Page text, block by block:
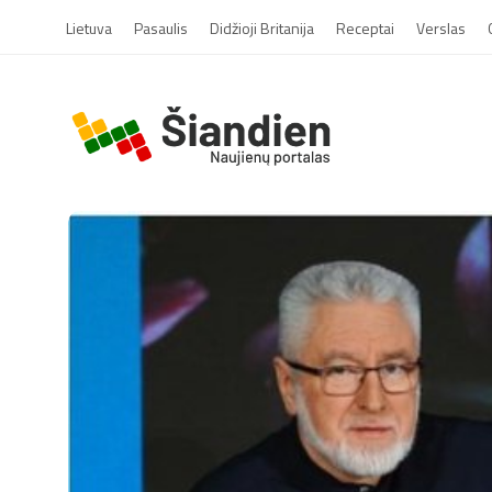
Lietuva Pasaulis Didžioji Britanija Receptai Verslas
S
a